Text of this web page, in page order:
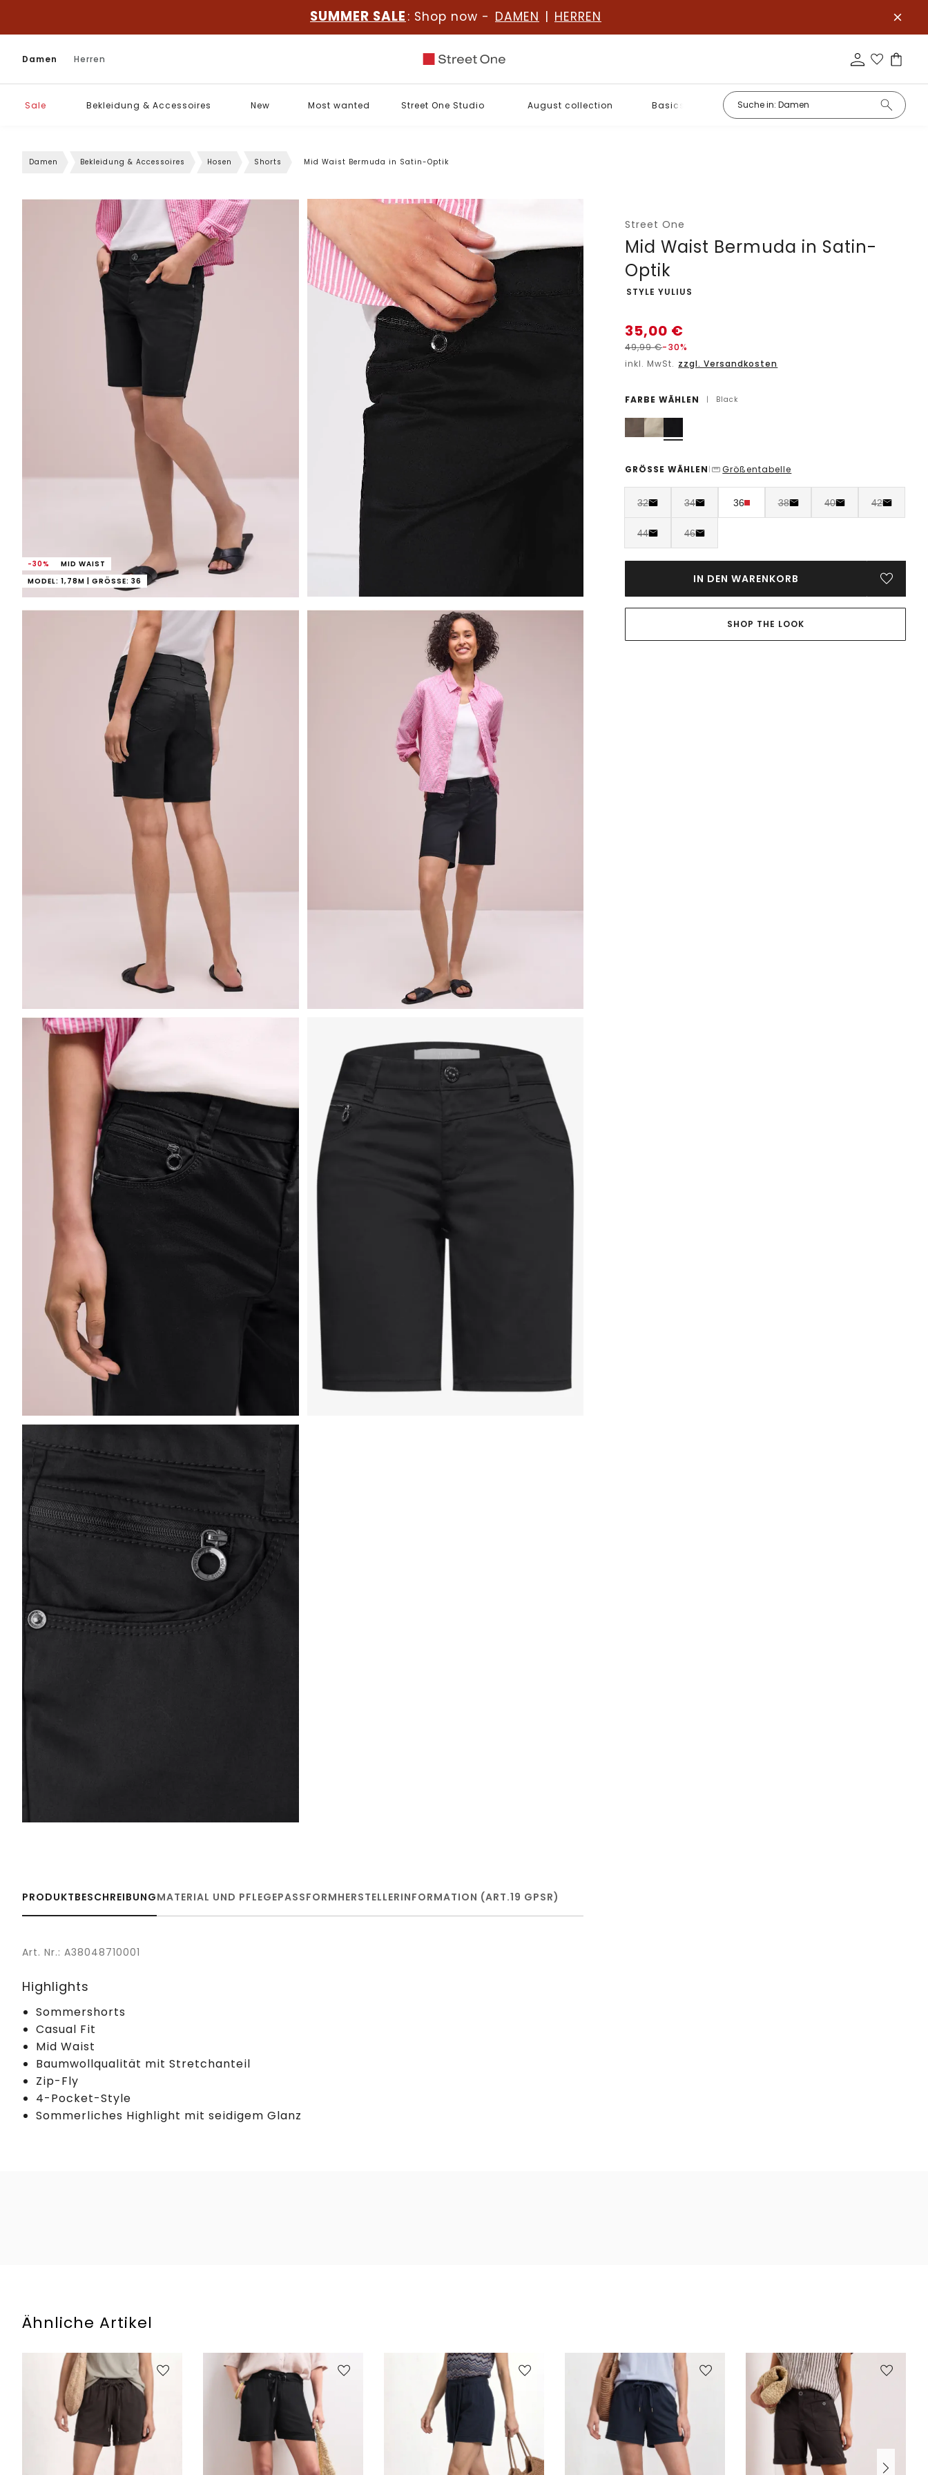
SUMMER SALE : Shop now - DAMEN | HERREN
Damen Herren
Sale Bekleidung & Accessoires New Most wanted Street One Studio August collection Basics
Damen Bekleidung & Accessoires Hosen Shorts Mid Waist Bermuda in Satin-Optik
-30%
MID WAIST
MODEL: 1,78M | GRÖSSE: 36
Street One
Mid Waist Bermuda in Satin-
Optik
-
STYLE YULIUS
35,00 €
49,99€-30%
inkl. MwSt. zzgl. Versandkosten
FARBE WÄHLEN | Black
GRÖSSE WÄHLEN | Größentabelle
32 34 36 38 40 42
44 46
IN DEN WARENKORB
SHOP THE LOOK
PRODUKTBESCHREIBUNGMATERIAL UND PFLEGEPASSFORMHERSTELLERINFORMATION (ART.19 GPSR)
Art. Nr.: A38048710001
Highlights
Sommershorts
Casual Fit
Mid Waist
Baumwollqualität mit Stretchanteil
Zip-Fly
4-Pocket-Style
Sommerliches Highlight mit seidigem Glanz
Ähnliche Artikel